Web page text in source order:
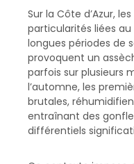
Sur la Côte d’Azur,
particularités liées
longues périodes de
provoquent un
parfois sur plusieurs
l’automne, les
brutales,
entraînant des
différentiels